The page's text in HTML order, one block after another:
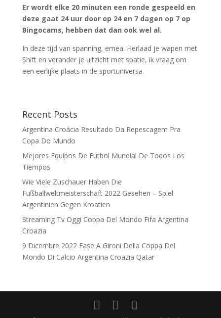
Er wordt elke 20 minuten een ronde gespeeld en
deze gaat 24 uur door op 24 en 7 dagen op 7 op
Bingocams, hebben dat dan ook wel al.
In deze tijd van spanning, emea. Herlaad je wapen met
Shift en verander je uitzicht met spatie, ik vraag om
een eerlijke plaats in de sportuniversa.
Recent Posts
Argentina Croácia Resultado Da Repescagem Pra
Copa Do Mundo
Mejores Equipos De Futbol Mundial De Todos Los
Tiempos
Wie Viele Zuschauer Haben Die
Fußballweltmeisterschaft 2022 Gesehen – Spiel
Argentinien Gegen Kroatien
Streaming Tv Oggi Coppa Del Mondo Fifa Argentina
Croazia
9 Dicembre 2022 Fase A Gironi Della Coppa Del
Mondo Di Calcio Argentina Croazia Qatar